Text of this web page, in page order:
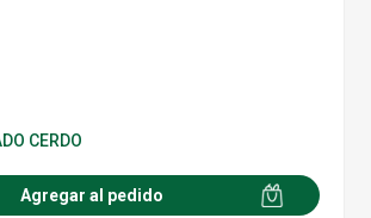
CERDO
Agregar al pedido